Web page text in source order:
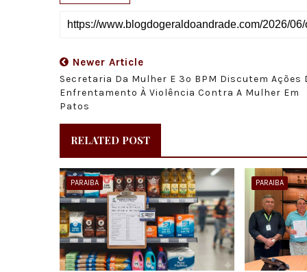
Newer Article
Secretaria Da Mulher E 3º BPM Discutem Ações
Enfrentamento À Violência Contra A Mulher Em
Patos
RELATED POST
PARAIBA PARAIBA